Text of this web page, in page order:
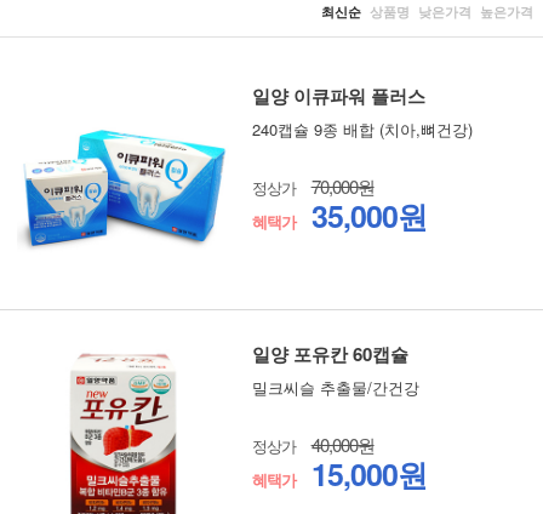
최신순 상품명 낮은가격 높은가격
일양 이큐파워 플러스
240캡슐 9종 배합 (치아,뼈건강)
정상가 70,000원
혜택가 35,000원
일양 포유칸 60캡슐
밀크씨슬 추출물/간건강
정상가 40,000원
혜택가 15,000원